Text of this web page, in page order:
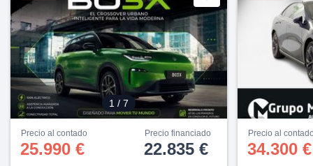
e
medición
contenido,
servicios.
1 / 7
Precio al contado
25.990 €
Precio financiado
22.835 €
Precio al
34.300 €